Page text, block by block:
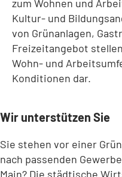
zum Wohnen und
Kultur- und
von Grünanlagen,
Freizeitangebot
Wohn- und
Konditionen dar.
Wir unterstützen Sie
Sie stehen vor einer
nach passenden
Main? Die städtische